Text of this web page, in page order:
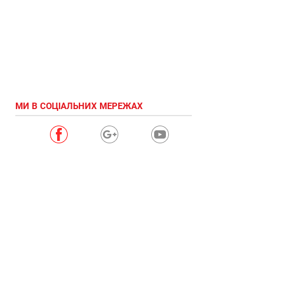
МИ В СОЦІАЛЬНИХ МЕРЕЖАХ